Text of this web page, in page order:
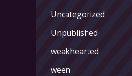
Uncategorized
Unpublished
weakhearted
ween